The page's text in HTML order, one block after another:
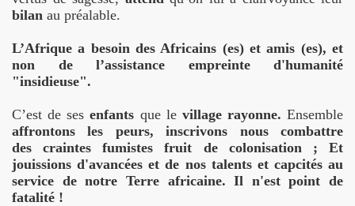
bilan au préalable.
L’Afrique a besoin des Africains (es) et amis (es), et
non de l’assistance empreinte d'humanité
"insidieuse".
C’est de sesenfants que le village rayonne. Ensemble
affrontons les peurs, inscrivons nous combattre
des craintes fumistes fruit de colonisation ; Et
jouissions d'avancées et de nos talents et capcités au
service de notre Terre africaine. Il n'est point de
fatalité !